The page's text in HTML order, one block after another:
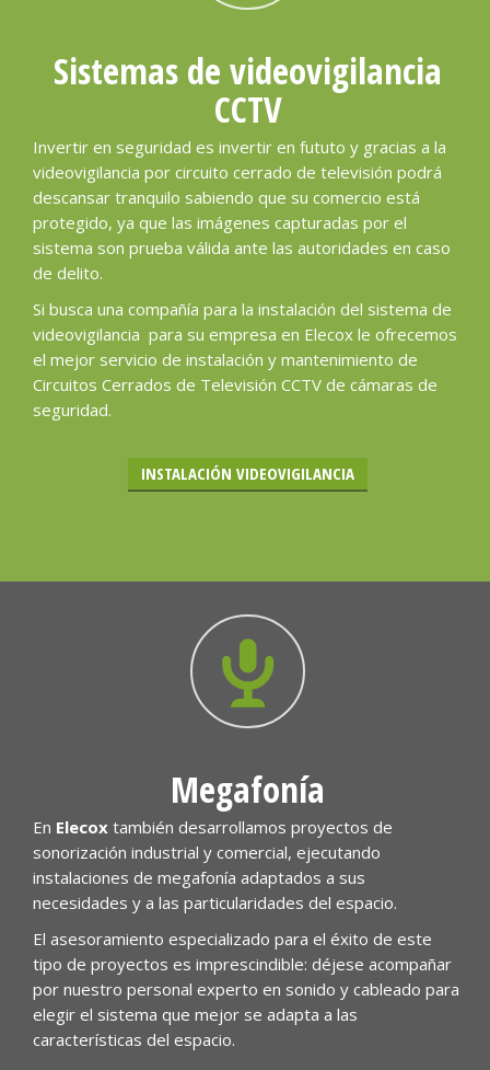
Sistemas de videovigilancia
CCTV
Invertir en seguridad es invertir en fututo y gracias a la
videovigilancia por circuito cerrado de televisión podrá
descansar tranquilo sabiendo que su comercio está
protegido, ya que las imágenes capturadas por el
sistema son prueba válida ante las autoridades en caso
de delito.
Si busca una compañía para la instalación del sistema de
videovigilancia para su empresa en Elecox le ofrecemos
el mejor servicio de instalación y mantenimiento de
Circuitos Cerrados de Televisión CCTV de cámaras de
seguridad.
INSTALACIÓN VIDEOVIGILANCIA
Megafonía
En Elecox también desarrollamos proyectos de
sonorización industrial y comercial, ejecutando
instalaciones de megafonía adaptados a sus
necesidades y a las particularidades del espacio.
El asesoramiento especializado para el éxito de este
tipo de proyectos es imprescindible: déjese acompañar
por nuestro personal experto en sonido y cableado para
elegir el sistema que mejor se adapta a las
características del espacio.